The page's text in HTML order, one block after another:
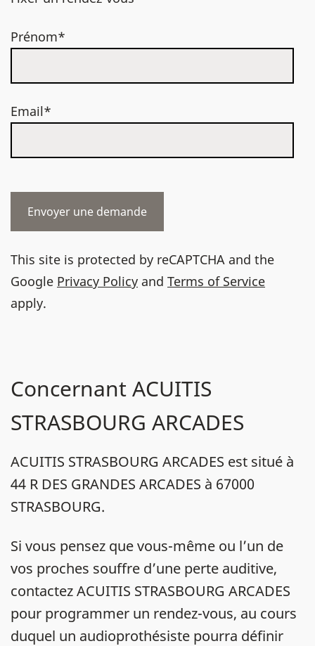
Prénom*
Email*
This site is protected by reCAPTCHA and the
Google Privacy Policy and Terms of Service
apply.
Concernant ACUITIS
STRASBOURG ARCADES
ACUITIS STRASBOURG ARCADES est situé à
44 R DES GRANDES ARCADES à 67000
STRASBOURG.
Si vous pensez que vous-même ou l’un de
vos proches souffre d’une perte auditive,
contactez ACUITIS STRASBOURG ARCADES
pour programmer un rendez-vous, au cours
duquel un audioprothésiste pourra définir